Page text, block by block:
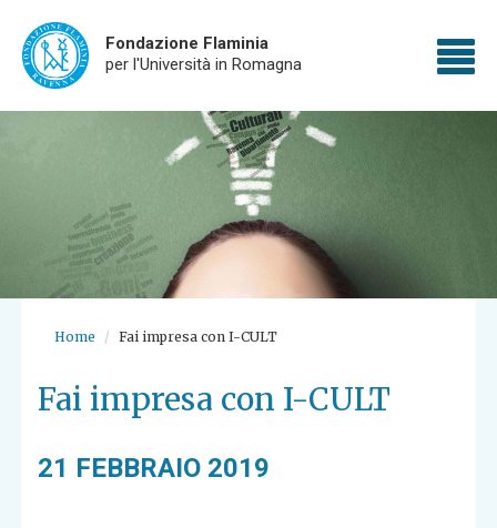
Fondazione Flaminia
per l'Università in Romagna
Home Fai impresa con I-CULT
Fai impresa con I-CULT
21 FEBBRAIO 2019